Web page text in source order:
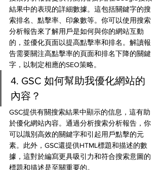
結果中的表現的詳細數據。這包括關鍵字的搜
索排名、點擊率、印象數等。你可以使用搜索
分析報告來了解用戶是如何與你的網站互動
的，並優化頁面以提高點擊率和排名。解讀報
告需要關注高點擊率的頁面和排名下降的關鍵
字，以制定相應的SEO策略。
4. GSC 如何幫助我優化網站的
內容？
GSC提供有關搜索結果中顯示的信息，這有助
於優化網站內容。通過分析搜索分析報告，你
可以識別高效的關鍵字和引起用戶點擊的元
素。此外，GSC還提供HTML標題和描述的數
據，這對於編寫更具吸引力和符合搜索意圖的
標題和描述是至關重要的。